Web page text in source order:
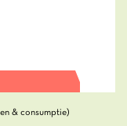
& consumptie)